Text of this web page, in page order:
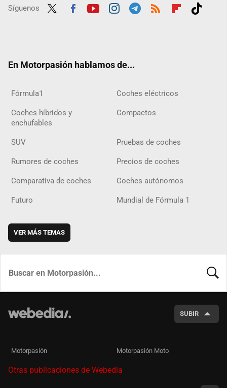
Síguenos
En Motorpasión hablamos de...
Fórmula1 Coches eléctricos
Coches híbridos y
enchufables
Compactos
SUV Pruebas de coches
Rumores de coches Precios de coches
Comparativa de coches Coches autónomos
Futuro Mundial de Fórmula 1
VER MÁS TEMAS
SUBIR
Motorpasión Motorpasión Moto
Otras publicaciones de Webedia